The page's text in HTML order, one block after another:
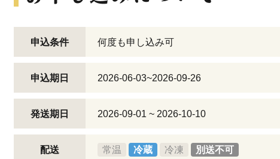
申込条件 何度も申し込み可
申込期日 2026-06-03~2026-09-26
発送期日 2026-09-01 ~ 2026-10-10
配送 常温 冷蔵 冷凍 別送不可